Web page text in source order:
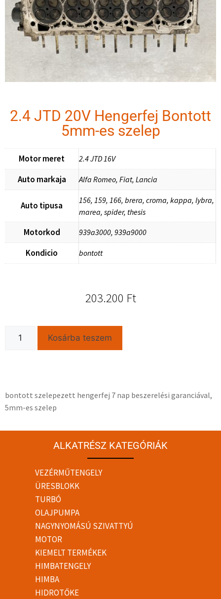
2.4 JTD 20V Hengerfej Bontott
5mm-es szelep
Motor meret 2.4 JTD 16V
Auto markaja Alfa Romeo, Fiat, Lancia
Auto tipusa
156, 159, 166, brera, croma, kappa, lybra,
marea, spider, thesis
Motorkod 939a3000, 939a9000
Kondicio bontott
203.200 Ft
Kosárba teszem
bontott szelepezett hengerfej 7 nap beszerelési garanciával,
5mm-es szelep
ALKATRÉSZ KATEGÓRIÁK
VEZÉRMŰTENGELY
ÜRESBLOKK
TURBÓ
OLAJPUMPA
NAGYNYOMÁSÚ SZIVATTYÚ
MOTOR
KIEMELT TERMÉKEK
HIMBATENGELY
HIMBA
HIDROTŐKE